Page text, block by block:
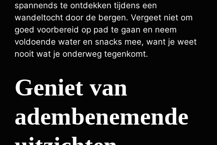
spannends te ontdekken tijdens een
wandeltocht door de bergen. Vergeet niet om
goed voorbereid op pad te gaan en neem
voldoende water en snacks mee, want je weet
nooit wat je onderweg tegenkomt.
Geniet van
adembenemende